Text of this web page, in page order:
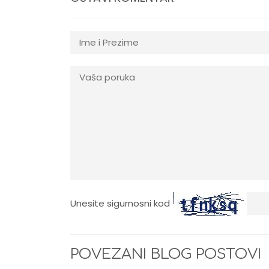
Unesite sigurnosni kod
POVEZANI BLOG POSTOVI